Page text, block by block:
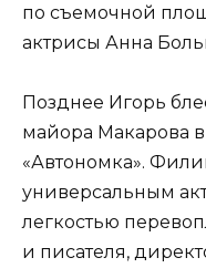
по съемочной
актрисы Анна
Позднее Игорь
майора Макарова
«Автономка».
универсальным
легкостью
и писателя,